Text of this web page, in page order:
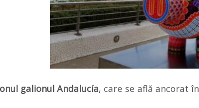
galionul Andalucía, care se află ancorat în